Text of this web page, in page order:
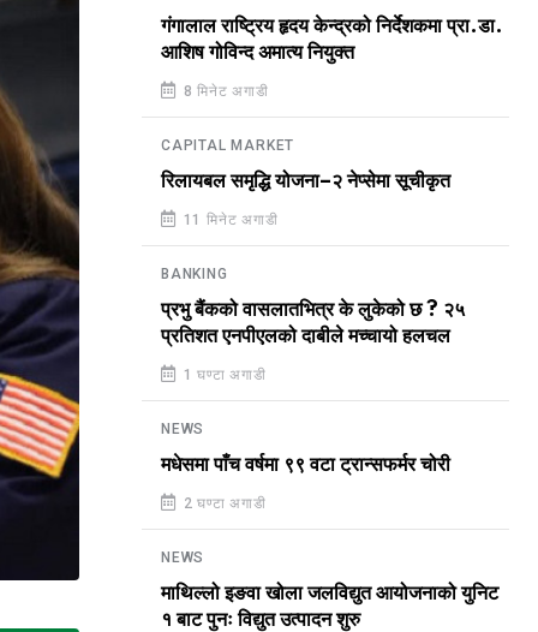
गंगालाल राष्ट्रिय हृदय केन्द्रको निर्देशकमा प्रा.डा.
आशिष गोविन्द अमात्य नियुक्त
8 मिनेट अगाडी
CAPITAL MARKET
रिलायबल समृद्धि योजना–२ नेप्सेमा सूचीकृत
11 मिनेट अगाडी
BANKING
प्रभु बैंकको वासलातभित्र के लुकेको छ ? २५
प्रतिशत एनपीएलको दाबीले मच्चायो हलचल
1 घण्टा अगाडी
NEWS
मधेसमा पाँच वर्षमा ९९ वटा ट्रान्सफर्मर चोरी
2 घण्टा अगाडी
NEWS
माथिल्लो इङवा खोला जलविद्युत आयोजनाको युनिट
१ बाट पुनः विद्युत उत्पादन शुरु